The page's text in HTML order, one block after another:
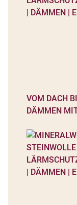
VOM DACH
DÄMMEN